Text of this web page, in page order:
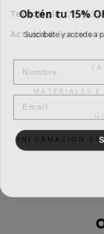
Tecnología:Omni-
Actividad:
MATERIALES
INFORMACIÓN
Obtén tu 15%
Suscríbete y accede a
NAME
EMAIL